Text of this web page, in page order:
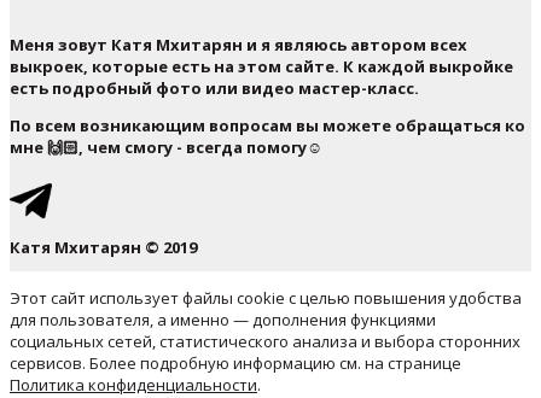
Меня зовут Катя Мхитарян и я являюсь автором всех
выкроек, которые есть на этом сайте. К каждой выкройке
есть подробный фото или видео мастер-класс.
По всем возникающим вопросам вы можете обращаться ко
мне 🙌🏻, чем смогу - всегда помогу☺️
Катя Мхитарян © 2019
Этот сайт использует файлы cookie с целью повышения удобства
для пользователя, а именно — дополнения функциями
социальных сетей, статистического анализа и выбора сторонних
сервисов. Более подробную информацию см. на странице
Политика конфиденциальности.